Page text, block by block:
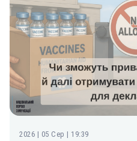
2026 | 05 Сер | 19:39